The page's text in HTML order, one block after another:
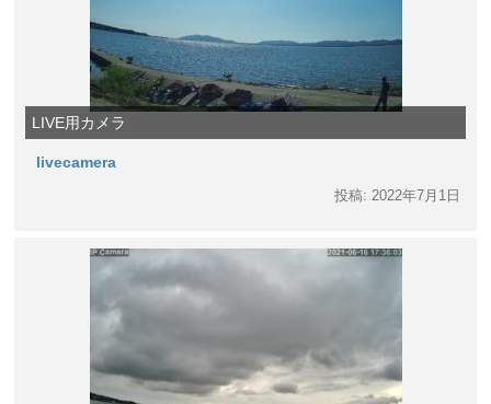
LIVE用カメラ
livecamera
投稿: 2022年7月1日